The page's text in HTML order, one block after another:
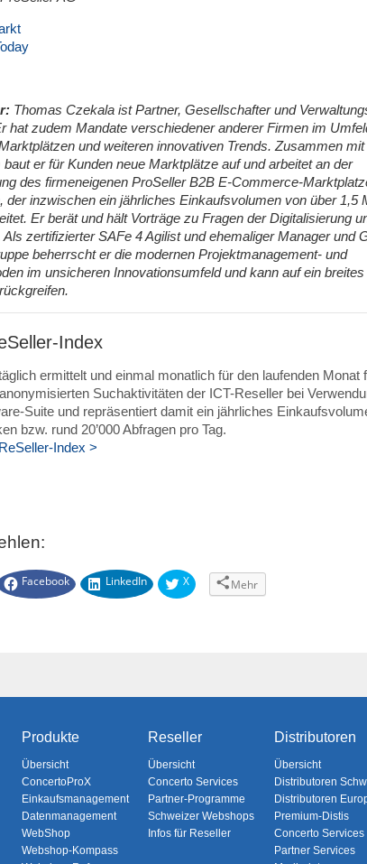
Thomas Czekala ist Partner, Gesellschafter und
hat zudem Mandate verschiedener anderer Firmen im
und weiteren innovativen Trends. Zusammen mit
er für Kunden neue Marktplätze auf und arbeitet an der
des firmeneigenen ProSeller B2B E-Commerce-
, der inzwischen ein jährliches Einkaufsvolumen von über 1,5
Er berät und hält Vorträge zu Fragen der Digitalisierung
Als zertifizierter SAFe 4 Agilist und ehemaliger Manager und
beherrscht er die modernen Projektmanagement- und
im unsicheren Innovationsumfeld und kann auf ein
Index
ermittelt und einmal monatlich für den laufenden Monat
Suchaktivitäten der ICT-Reseller bei
Suite und repräsentiert damit ein jährliches
bzw. rund 20’000 Abfragen pro Tag.
Index >
Facebook LinkedIn X Mehr
Produkte
Übersicht
ConcertoProX
Einkaufsmanagement
Datenmanagement
WebShop
Webshop-Kompass
Reseller
Übersicht
Concerto Services
Partner-Programme
Schweizer Webshops
Infos für Reseller
Distributoren
Übersicht
Distributoren
Distributoren
Premium-Distis
Concerto Services
Partner Services